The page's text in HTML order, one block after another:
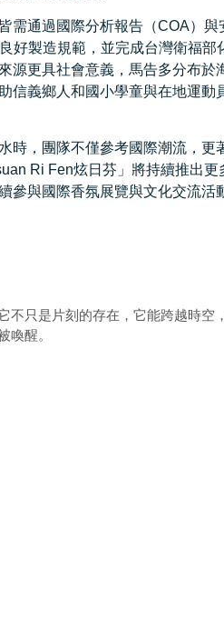
通過國際分析報告（COA）
好製造規範，並完成台灣衛福
更具社會意義，馬告多分布
義鄉人和國小學童與在地運
，團隊不僅參考國際潮流，
Ri Fen炫日芬」將持續推出
與國際香氛展覽與文化交流
不只是片刻的存在，它能跨越時空
喚醒。